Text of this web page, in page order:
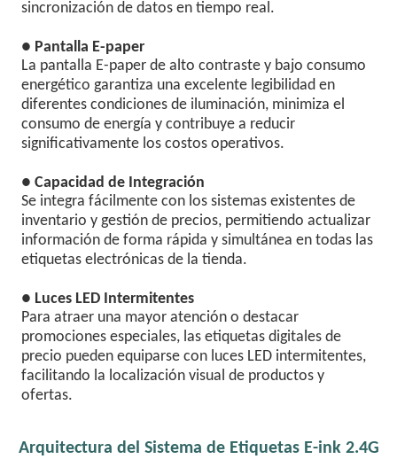
sincronización de datos en tiempo real.
● Pantalla E-paper
La pantalla E-paper de alto contraste y bajo consumo
energético garantiza una excelente legibilidad en
diferentes condiciones de iluminación, minimiza el
consumo de energía y contribuye a reducir
significativamente los costos operativos.
● Capacidad de Integración
Se integra fácilmente con los sistemas existentes de
inventario y gestión de precios, permitiendo actualizar
información de forma rápida y simultánea en todas las
etiquetas electrónicas de la tienda.
● Luces LED Intermitentes
Para atraer una mayor atención o destacar
promociones especiales, las etiquetas digitales de
precio pueden equiparse con luces LED intermitentes,
facilitando la localización visual de productos y
ofertas.
Arquitectura del Sistema de Etiquetas E-ink 2.4G